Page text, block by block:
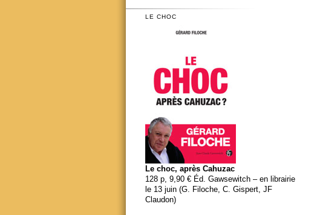
LE CHOC
Le choc, après Cahuzac
128 p, 9,90 € Éd. Gawsewitch – en librairie
le 13 juin (G. Filoche, C. Gispert, JF
Claudon)